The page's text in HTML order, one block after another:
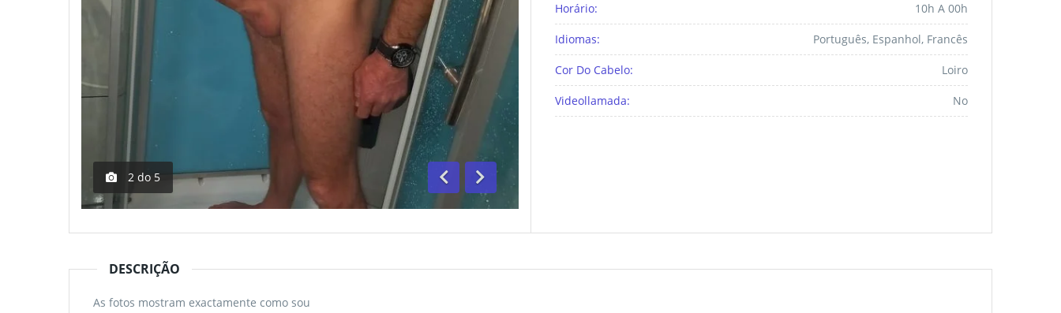
2 do 5
AnteriorSegue
Horário: 10h A 00h
Idiomas: Português, Espanhol, Francês
Cor Do Cabelo: Loiro
Videollamada: No
DESCRIÇÃO
As fotos mostram exactamente como sou